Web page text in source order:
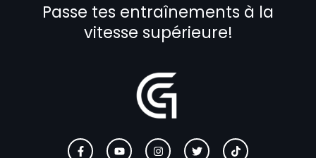
Passe tes entraînements à la
vitesse supérieure!